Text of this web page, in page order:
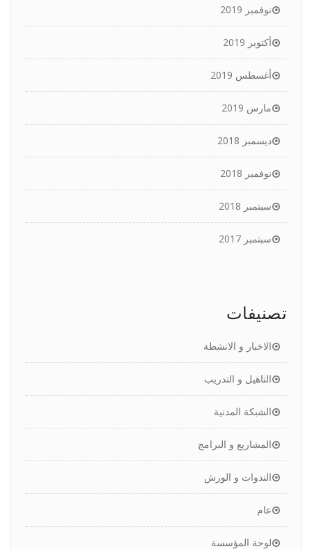
نوفمبر 2019
أكتوبر 2019
أغسطس 2019
مارس 2019
ديسمبر 2018
نوفمبر 2018
سبتمبر 2018
سبتمبر 2017
تصنيفات
الاخبار و الانشطة
التاهيل و التدريب
الشبكة المدنية
المشاريع و البرامج
الندوات و الورش
عام
لوحة المؤسسة